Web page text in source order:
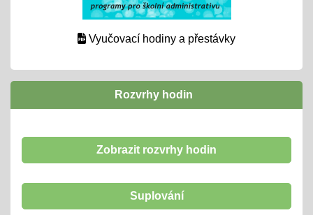
Vyučovací hodiny a přestávky
Rozvrhy hodin
Zobrazit rozvrhy hodin
Suplování